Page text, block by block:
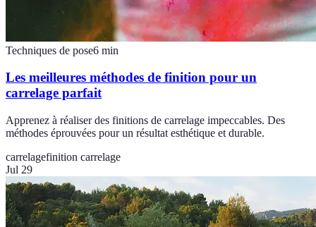
Techniques de pose6 min
Les meilleures méthodes de finition pour un
carrelage parfait
Apprenez à réaliser des finitions de carrelage impeccables. Des
méthodes éprouvées pour un résultat esthétique et durable.
carrelagefinition carrelage
Jul 29